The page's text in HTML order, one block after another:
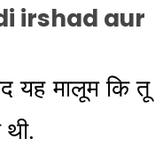
irshad aur
यह मालूम कि तू